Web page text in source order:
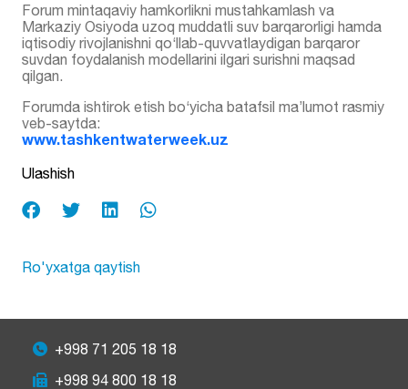
Forum mintaqaviy hamkorlikni mustahkamlash va
Markaziy Osiyoda uzoq muddatli suv barqarorligi hamda
iqtisodiy rivojlanishni qo‘llab-quvvatlaydigan barqaror
suvdan foydalanish modellarini ilgari surishni maqsad
qilgan.
Forumda ishtirok etish bo‘yicha batafsil ma’lumot rasmiy
veb-saytda:
www.tashkentwaterweek.uz
Ulashish
Ro'yxatga qaytish
+998 71 205 18 18
+998 94 800 18 18